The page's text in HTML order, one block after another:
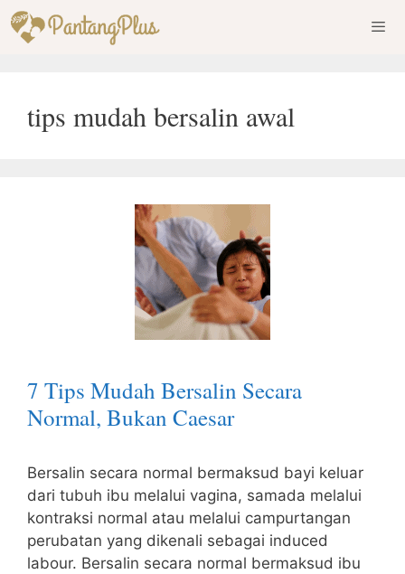
Skip
to
tips mudah bersalin awal
7 Tips Mudah Bersalin Secara
Normal, Bukan Caesar
Bersalin secara normal bermaksud bayi keluar
dari tubuh ibu melalui vagina, samada melalui
kontraksi normal atau melalui campurtangan
perubatan yang dikenali sebagai induced
labour. Bersalin secara normal bermaksud ibu